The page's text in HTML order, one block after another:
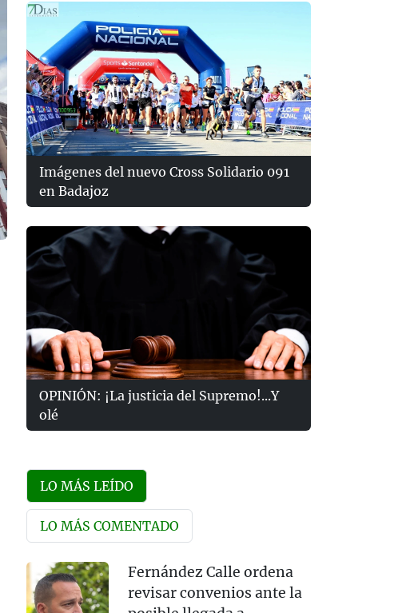
Imágenes del nuevo Cross Solidario 091
en Badajoz
OPINIÓN: ¡La justicia del Supremo!...Y
olé
LO MÁS LEÍDO
LO MÁS COMENTADO
Fernández Calle ordena
revisar convenios ante la